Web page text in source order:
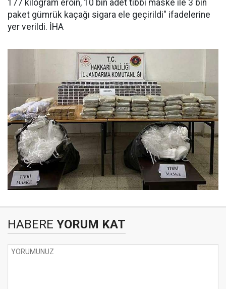
177 kilogram eroin, 10 bin adet tıbbi maske ile 3 bin
paket gümrük kaçağı sigara ele geçirildi" ifadelerine
yer verildi. İHA
HABERE YORUM KAT